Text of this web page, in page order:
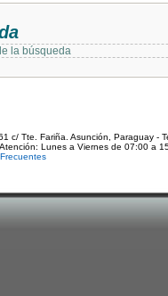
la búsqueda
c/ Tte. Fariña. Asunción, Paraguay -
Lunes a Viernes de 07:00 a